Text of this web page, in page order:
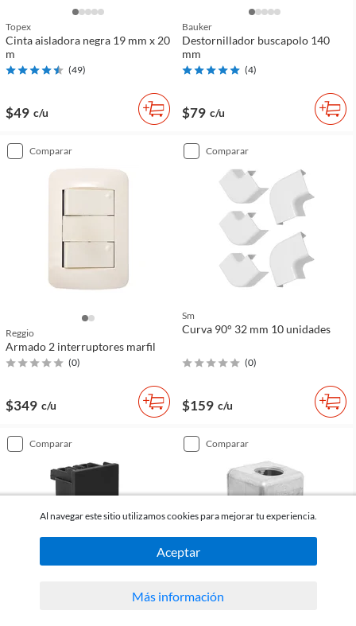
Topex
Cinta aisladora negra 19 mm x 20
m
(49)
$49 c/u
Bauker
Destornillador buscapolo 140
mm
(4)
$79 c/u
comparar
Reggio
Armado 2 interruptores marfil
(0)
$349 c/u
comparar
Sm
Curva 90° 32 mm 10 unidades
(0)
$159 c/u
comparar comparar
Al navegar este sitio utilizamos cookies para mejorar tu experiencia.
Aceptar
Más información